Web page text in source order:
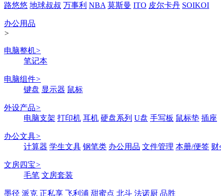
路悠悠 地球叔叔 万事利 NBA 莫斯曼 ITO 皮尔卡丹 SOIKOI
办公用品
>
电脑整机>
笔记本
电脑组件>
键盘 显示器 鼠标
外设产品>
电脑支架 打印机 耳机 硬盘系列 U盘 手写板 鼠标垫 插座
办公文具>
计算器 学生文具 钢笔类 办公用品 文件管理 本册/便签 财
文房四宝>
毛笔 文房套装
墨径 派克 正私享 飞利浦 甜蜜点 北斗 法诺厨 品胜